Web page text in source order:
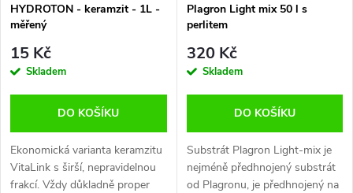
HYDROTON - keramzit - 1L -
měřený
15 Kč
Skladem
DO KOŠÍKU
Ekonomická varianta keramzitu
VitaLink s širší, nepravidelnou
frakcí. Vždy důkladně proper
Plagron Light mix 50 l s
perlitem
320 Kč
Skladem
DO KOŠÍKU
Substrát Plagron Light-mix je
nejméně předhnojený substrát
od Plagronu, je předhnojený na